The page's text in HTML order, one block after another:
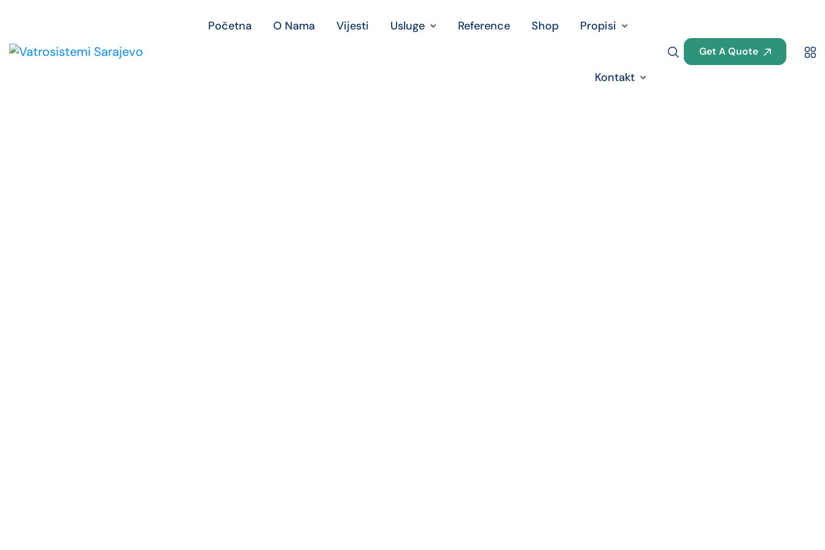
Početna O Nama Vijesti Usluge Reference Shop Propisi
Kontakt
Get A Quote